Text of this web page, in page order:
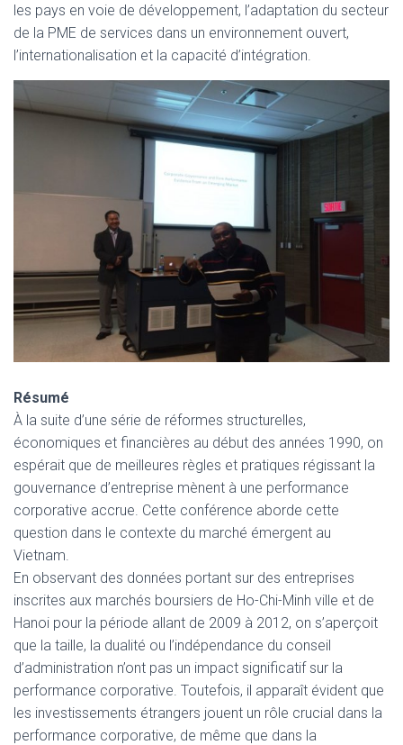
les pays en voie de développement, l’adaptation du secteur
de la PME de services dans un environnement ouvert,
l’internationalisation et la capacité d’intégration.
Résumé
À la suite d’une série de réformes structurelles,
économiques et financières au début des années 1990, on
espérait que de meilleures règles et pratiques régissant la
gouvernance d’entreprise mènent à une performance
corporative accrue. Cette conférence aborde cette
question dans le contexte du marché émergent au
Vietnam.
En observant des données portant sur des entreprises
inscrites aux marchés boursiers de Ho-Chi-Minh ville et de
Hanoi pour la période allant de 2009 à 2012, on s’aperçoit
que la taille, la dualité ou l’indépendance du conseil
d’administration n’ont pas un impact significatif sur la
performance corporative. Toutefois, il apparaît évident que
les investissements étrangers jouent un rôle crucial dans la
performance corporative, de même que dans la